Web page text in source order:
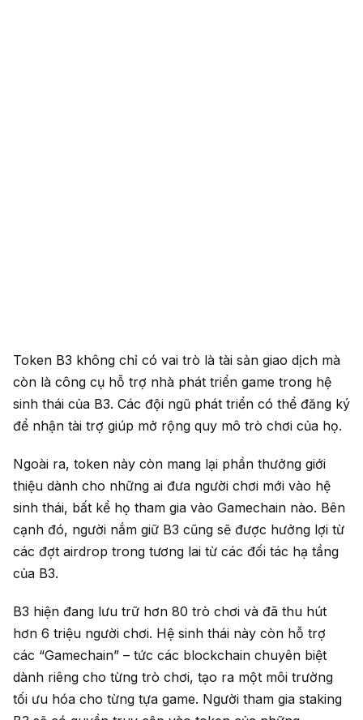
Token B3 không chỉ có vai trò là tài sản giao dịch mà
còn là công cụ hỗ trợ nhà phát triển game trong hệ
sinh thái của B3. Các đội ngũ phát triển có thể đăng ký
để nhận tài trợ giúp mở rộng quy mô trò chơi của họ.
Ngoài ra, token này còn mang lại phần thưởng giới
thiệu dành cho những ai đưa người chơi mới vào hệ
sinh thái, bất kể họ tham gia vào Gamechain nào. Bên
cạnh đó, người nắm giữ B3 cũng sẽ được hưởng lợi từ
các đợt airdrop trong tương lai từ các đối tác hạ tầng
của B3.
B3 hiện đang lưu trữ hơn 80 trò chơi và đã thu hút
hơn 6 triệu người chơi. Hệ sinh thái này còn hỗ trợ
các “Gamechain” – tức các blockchain chuyên biệt
dành riêng cho từng trò chơi, tạo ra một môi trường
tối ưu hóa cho từng tựa game. Người tham gia staking